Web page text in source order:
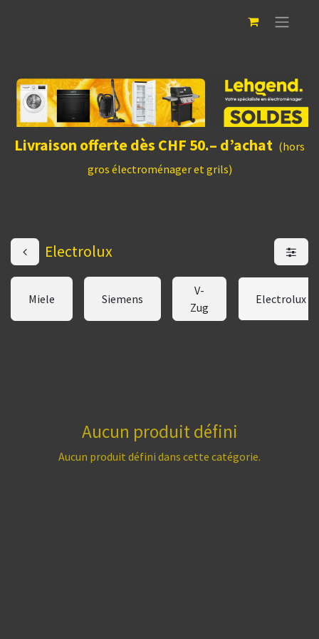
Livraison offerte dès CHF 50.– d’achat (hors
gros électroménager et grils)
Electrolux
Miele Siemens
V-
Zug
Electrolux
Aucun produit défini
Aucun produit défini dans cette catégorie.